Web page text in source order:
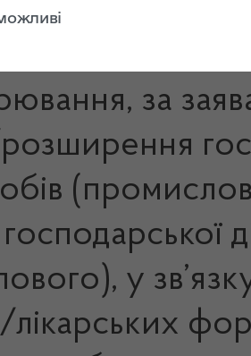
діяльності з виробництва
за
у